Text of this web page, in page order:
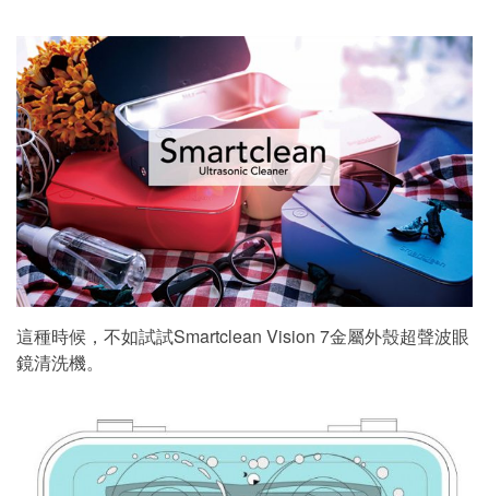
這種時候，不如試試Smartclean Vision 7金屬外殼超聲波眼
鏡清洗機。